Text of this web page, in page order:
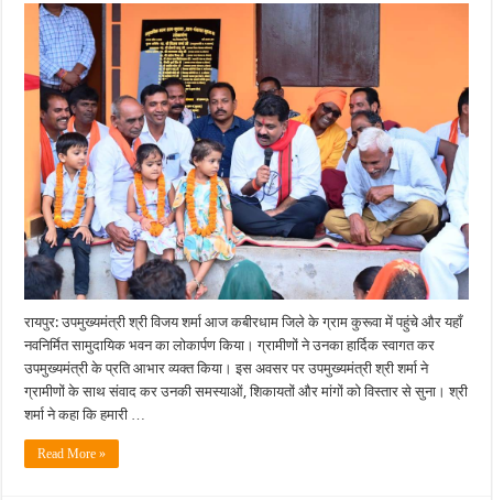
शर्मा
में
सामुदायिक
भवन
का
किया
लोकार्पण….
रायपुर: उपमुख्यमंत्री श्री विजय शर्मा आज कबीरधाम जिले के ग्राम कुरूवा में पहुंचे और यहाँ
नवनिर्मित सामुदायिक भवन का लोकार्पण किया। ग्रामीणों ने उनका हार्दिक स्वागत कर
उपमुख्यमंत्री के प्रति आभार व्यक्त किया। इस अवसर पर उपमुख्यमंत्री श्री शर्मा ने
ग्रामीणों के साथ संवाद कर उनकी समस्याओं, शिकायतों और मांगों को विस्तार से सुना। श्री
शर्मा ने कहा कि हमारी …
Read More »